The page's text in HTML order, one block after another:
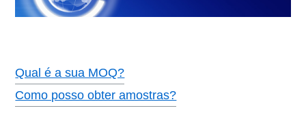
Qual é a sua MOQ?
Como posso obter amostras?